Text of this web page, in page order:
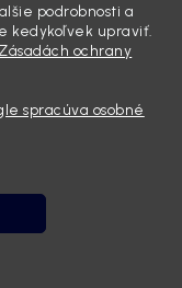
podrobnosti a
kedykoľvek upraviť.
ochrany
spracúva osobné
kapota. Pre
si v košíku spočítate
...